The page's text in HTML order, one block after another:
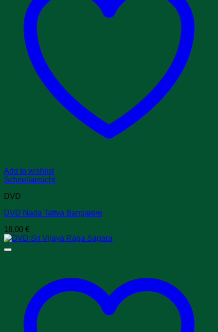
Add to wishlist
Schnellansicht
DVD
DVD Nada Tattva Bangalore
18,00 €